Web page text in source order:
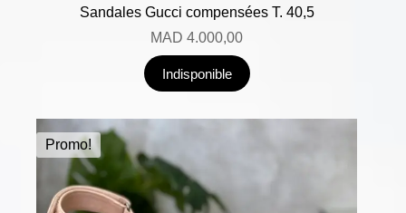
Sandales Gucci compensées T. 40,5
MAD 4.000,00
Indisponible
Promo!